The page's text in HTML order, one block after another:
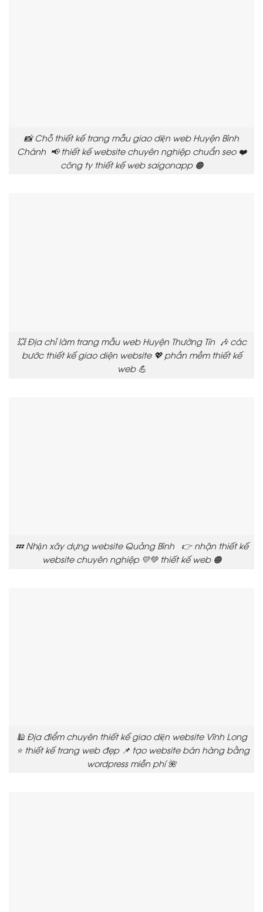
📸 Chỗ thiết kế trang mẫu giao diện web Huyện Bình
Chánh 📢 thiết kế website chuyên nghiệp chuẩn seo ❤️
công ty thiết kế web saigonapp 🟠
💥 Địa chỉ làm trang mẫu web Huyện Thường Tín 🎶 các
bước thiết kế giao diện website 💖 phần mềm thiết kế
web 💪
💤 Nhận xây dựng website Quảng Bình 👉 nhận thiết kế
website chuyên nghiệp 💛💚 thiết kế web 🟠
🕌 Địa điểm chuyên thiết kế giao diện website Vĩnh Long
⭐ thiết kế trang web đẹp 📌 tạo website bán hàng bằng
wordpress miễn phí 🌺